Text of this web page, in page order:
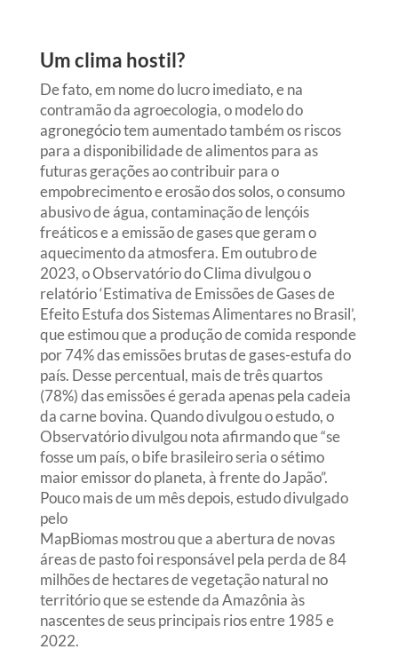
Um clima hostil?
De fato, em nome do lucro imediato, e na
contramão da agroecologia, o modelo do
agronegócio tem aumentado também os riscos
para a disponibilidade de alimentos para as
futuras gerações ao contribuir para o
empobrecimento e erosão dos solos, o consumo
abusivo de água, contaminação de lençóis
freáticos e a emissão de gases que geram o
aquecimento da atmosfera. Em outubro de
2023, o Observatório do Clima divulgou o
relatório ‘Estimativa de Emissões de Gases de
Efeito Estufa dos Sistemas Alimentares no Brasil’,
que estimou que a produção de comida responde
por 74% das emissões brutas de gases-estufa do
país. Desse percentual, mais de três quartos
(78%) das emissões é gerada apenas pela cadeia
da carne bovina. Quando divulgou o estudo, o
Observatório divulgou nota afirmando que “se
fosse um país, o bife brasileiro seria o sétimo
maior emissor do planeta, à frente do Japão”.
Pouco mais de um mês depois, estudo divulgado
pelo
MapBiomas mostrou que a abertura de novas
áreas de pasto foi responsável pela perda de 84
milhões de hectares de vegetação natural no
território que se estende da Amazônia às
nascentes de seus principais rios entre 1985 e
2022.